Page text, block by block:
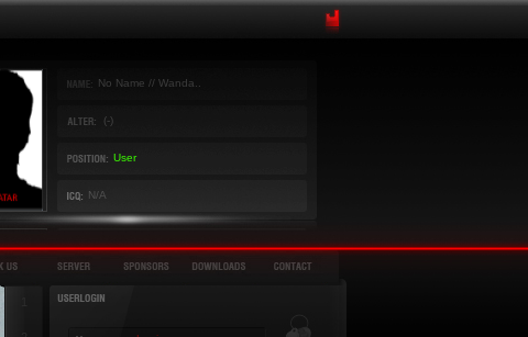
No Name // Wanda..
(-)
User
N/A